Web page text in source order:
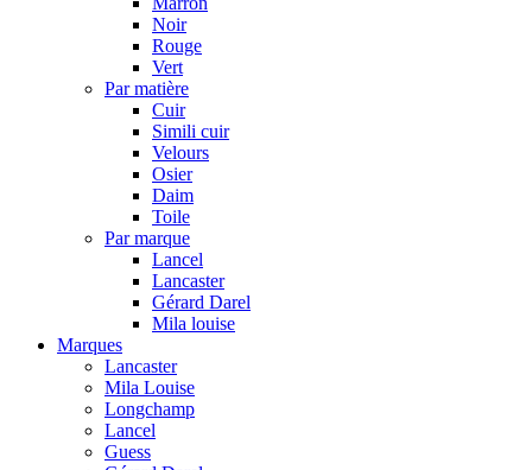
Noir
Rouge
Vert
Par matière
Cuir
Simili cuir
Velours
Osier
Daim
Toile
Par marque
Lancel
Lancaster
Gérard Darel
Mila louise
Marques
Lancaster
Mila Louise
Longchamp
Lancel
Guess